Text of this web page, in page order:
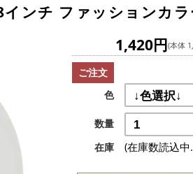
ンチ ファッションカラ
1,420円(本体
ご注文
色
数量
在庫
(在庫数読込中